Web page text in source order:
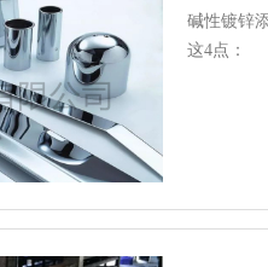
碱性镀锌
这4点：